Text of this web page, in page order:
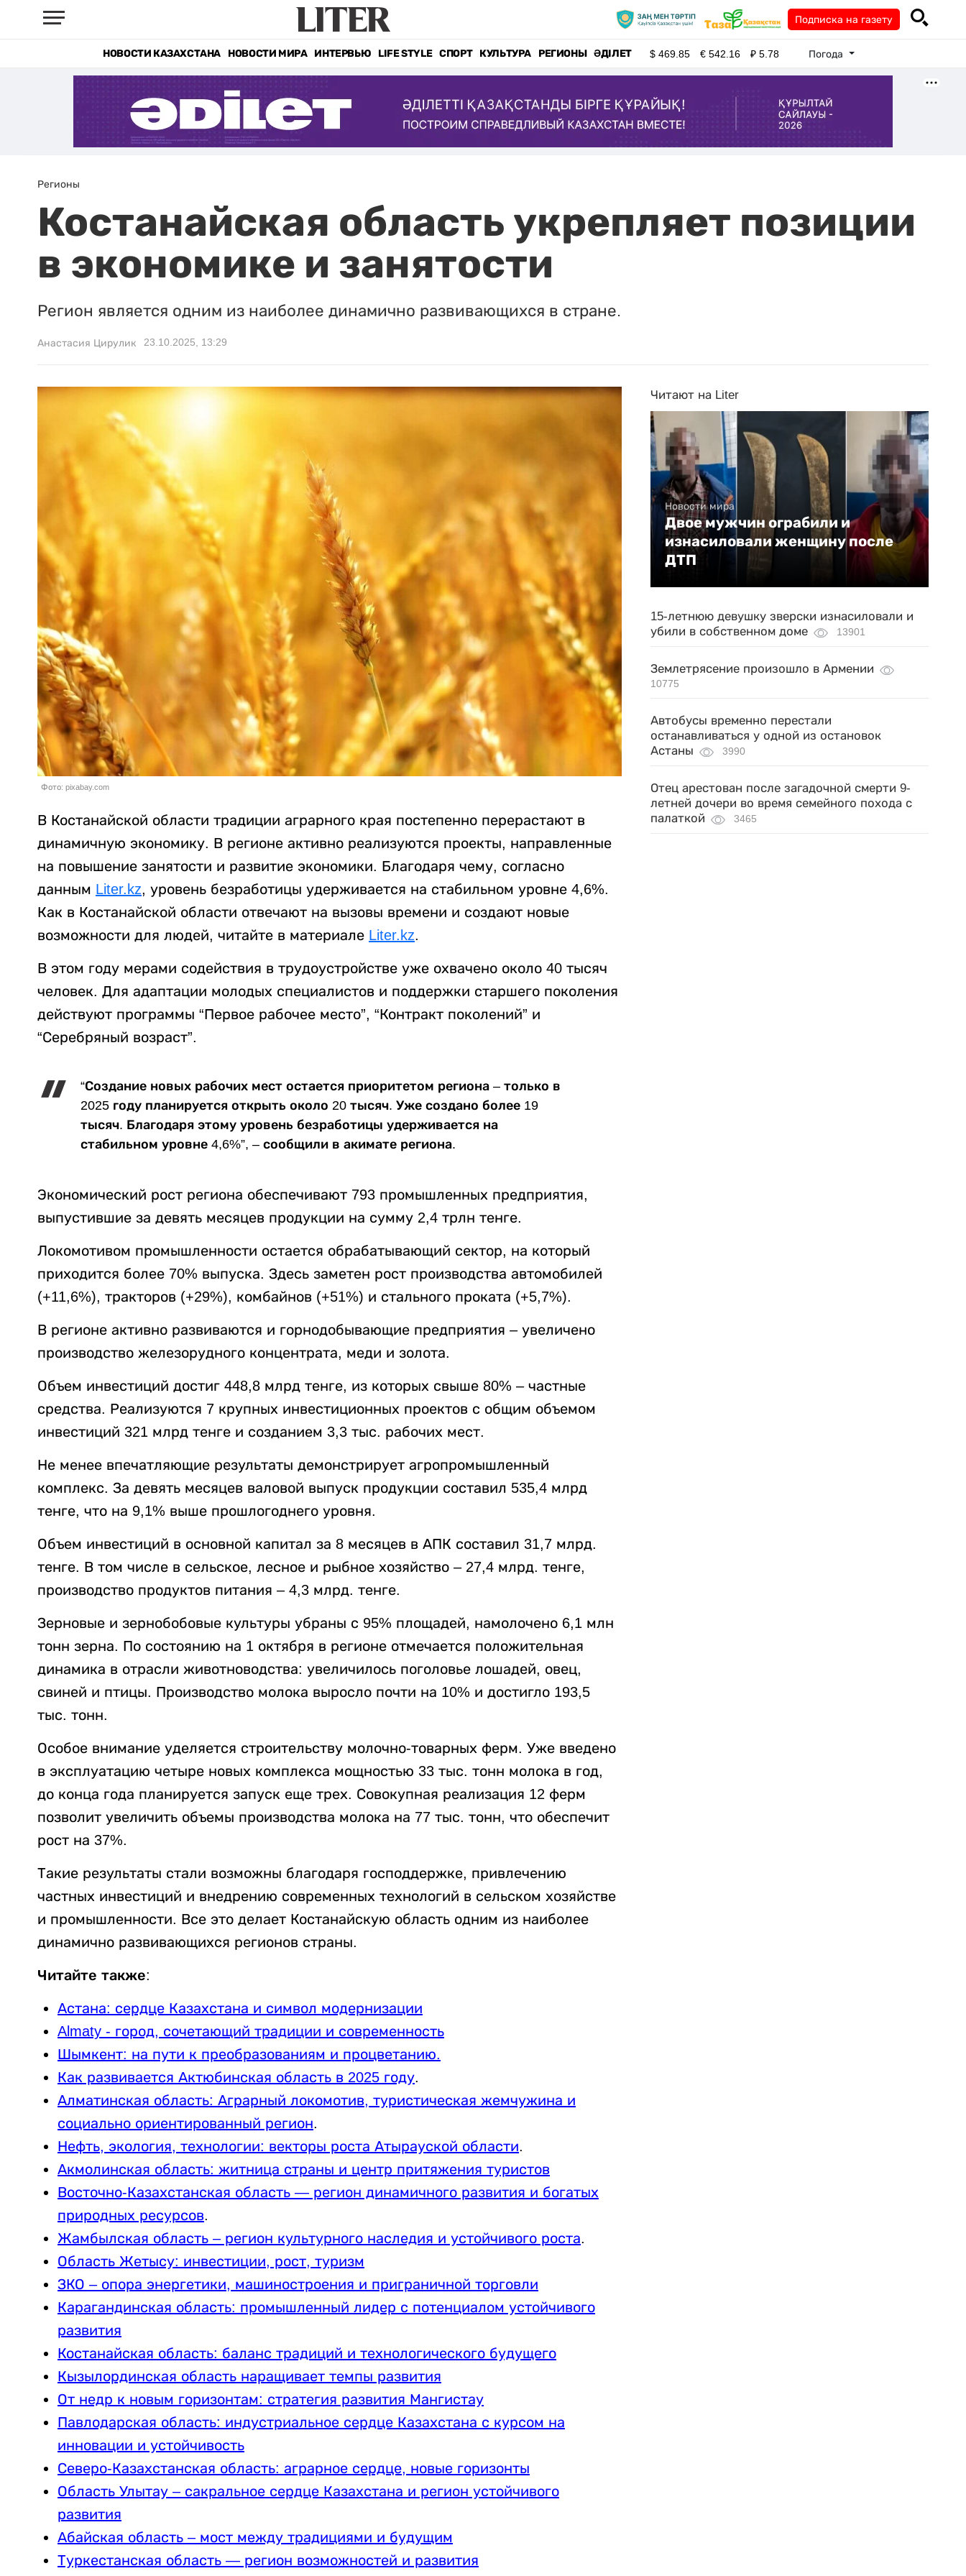
Подписка на газету
НОВОСТИ КАЗАХСТАНА НОВОСТИ МИРА ИНТЕРВЬЮ LIFE STYLE СПОРТ КУЛЬТУРА РЕГИОНЫ ӘДІЛЕТ $469.85 €542.16 ₽5.78 Погода
Регионы
Костанайская область укрепляет позиции
в экономике и занятости
Регион является одним из наиболее динамично развивающихся в стране.
Анастасия Цирулик 23.10.2025, 13:29
Фото: pixabay.com
В Костанайской области традиции аграрного края постепенно перерастают в
динамичную экономику. В регионе активно реализуются проекты, направленные
на повышение занятости и развитие экономики. Благодаря чему, согласно
данным Liter.kz, уровень безработицы удерживается на стабильном уровне 4,6%.
Как в Костанайской области отвечают на вызовы времени и создают новые
возможности для людей, читайте в материале Liter.kz.
В этом году мерами содействия в трудоустройстве уже охвачено около 40 тысяч
человек. Для адаптации молодых специалистов и поддержки старшего поколения
действуют программы “Первое рабочее место”, “Контракт поколений” и
“Серебряный возраст”.
“Создание новых рабочих мест остается приоритетом региона – только в
2025 году планируется открыть около 20 тысяч. Уже создано более 19
тысяч. Благодаря этому уровень безработицы удерживается на
стабильном уровне 4,6%”, – сообщили в акимате региона.
Экономический рост региона обеспечивают 793 промышленных предприятия,
выпустившие за девять месяцев продукции на сумму 2,4 трлн тенге.
Локомотивом промышленности остается обрабатывающий сектор, на который
приходится более 70% выпуска. Здесь заметен рост производства автомобилей
(+11,6%), тракторов (+29%), комбайнов (+51%) и стального проката (+5,7%).
В регионе активно развиваются и горнодобывающие предприятия – увеличено
производство железорудного концентрата, меди и золота.
Объем инвестиций достиг 448,8 млрд тенге, из которых свыше 80% – частные
средства. Реализуются 7 крупных инвестиционных проектов с общим объемом
инвестиций 321 млрд тенге и созданием 3,3 тыс. рабочих мест.
Не менее впечатляющие результаты демонстрирует агропромышленный
комплекс. За девять месяцев валовой выпуск продукции составил 535,4 млрд
тенге, что на 9,1% выше прошлогоднего уровня.
Объем инвестиций в основной капитал за 8 месяцев в АПК составил 31,7 млрд.
тенге. В том числе в сельское, лесное и рыбное хозяйство – 27,4 млрд. тенге,
производство продуктов питания – 4,3 млрд. тенге.
Зерновые и зернобобовые культуры убраны с 95% площадей, намолочено 6,1 млн
тонн зерна. По состоянию на 1 октября в регионе отмечается положительная
динамика в отрасли животноводства: увеличилось поголовье лошадей, овец,
свиней и птицы. Производство молока выросло почти на 10% и достигло 193,5
тыс. тонн.
Особое внимание уделяется строительству молочно-товарных ферм. Уже введено
в эксплуатацию четыре новых комплекса мощностью 33 тыс. тонн молока в год,
до конца года планируется запуск еще трех. Совокупная реализация 12 ферм
позволит увеличить объемы производства молока на 77 тыс. тонн, что обеспечит
рост на 37%.
Такие результаты стали возможны благодаря господдержке, привлечению
частных инвестиций и внедрению современных технологий в сельском хозяйстве
и промышленности. Все это делает Костанайскую область одним из наиболее
динамично развивающихся регионов страны.
Читайте также:
Астана: сердце Казахстана и символ модернизации
Almaty - город, сочетающий традиции и современность
Шымкент: на пути к преобразованиям и процветанию.
Как развивается Актюбинская область в 2025 году.
Алматинская область: Аграрный локомотив, туристическая жемчужина и
социально ориентированный регион.
Нефть, экология, технологии: векторы роста Атырауской области.
Акмолинская область: житница страны и центр притяжения туристов
Восточно-Казахстанская область — регион динамичного развития и богатых
природных ресурсов.
Жамбылская область – регион культурного наследия и устойчивого роста.
Область Жетысу: инвестиции, рост, туризм
ЗКО – опора энергетики, машиностроения и приграничной торговли
Карагандинская область: промышленный лидер с потенциалом устойчивого
развития
Костанайская область: баланс традиций и технологического будущего
Кызылординская область наращивает темпы развития
От недр к новым горизонтам: стратегия развития Мангистау
Павлодарская область: индустриальное сердце Казахстана с курсом на
инновации и устойчивость
Северо-Казахстанская область: аграрное сердце, новые горизонты
Область Улытау – сакральное сердце Казахстана и регион устойчивого
развития
Абайская область – мост между традициями и будущим
Туркестанская область — регион возможностей и развития
Читают на Liter
Новости мира
Двое мужчин ограбили и
изнасиловали женщину после
ДТП
15-летнюю девушку зверски изнасиловали и
убили в собственном доме
13901
Землетрясение произошло в Армении
10775
Автобусы временно перестали
останавливаться у одной из остановок
Астаны
3990
Отец арестован после загадочной смерти 9-
летней дочери во время семейного похода с
палаткой
3465